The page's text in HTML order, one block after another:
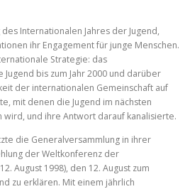
Internationalen Jahres der Jugend,
ihr Engagement für junge Menschen.
Strategie: das
bis zum Jahr 2000 und darüber
der internationalen Gemeinschaft auf
mit denen die Jugend im nächsten
wird, und ihre Antwort darauf kanalisierte.
die Generalversammlung in ihrer
der Weltkonferenz der
August 1998), den 12. August zum
zu erklären. Mit einem jährlich